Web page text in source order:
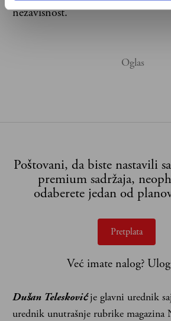
nezavisnost.
Poštovani, da biste nastavili
premium sadržaja,
odaberete jedan od
Pretplata
Već imate nalog?
Dušan Teleskovićje glavni urednik
urednik unutrašnje rubrike